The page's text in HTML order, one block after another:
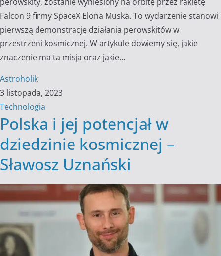
Falcon 9 firmy SpaceX Elona Muska. To wydarzenie stanowi
pierwszą demonstrację działania perowskitów w
przestrzeni kosmicznej. W artykule dowiemy się, jakie
znaczenie ma ta misja oraz jakie…
Astroholik
3 listopada, 2023
Technologia
Polska i jej potencjał w
dziedzinie kosmicznej –
Sławosz Uznański